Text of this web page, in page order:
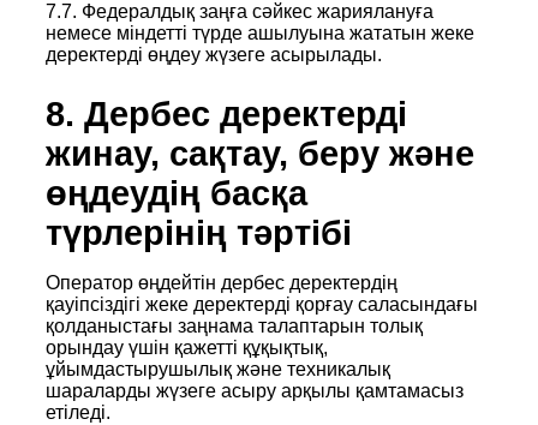
7.7. Федералдық заңға сәйкес жариялануға
немесе міндетті түрде ашылуына жататын жеке
деректерді өңдеу жүзеге асырылады.
8. Дербес деректерді
жинау, сақтау, беру және
өңдеудің басқа
түрлерінің тәртібі
Оператор өңдейтін дербес деректердің
қауіпсіздігі жеке деректерді қорғау саласындағы
қолданыстағы заңнама талаптарын толық
орындау үшін қажетті құқықтық,
ұйымдастырушылық және техникалық
шараларды жүзеге асыру арқылы қамтамасыз
етіледі.